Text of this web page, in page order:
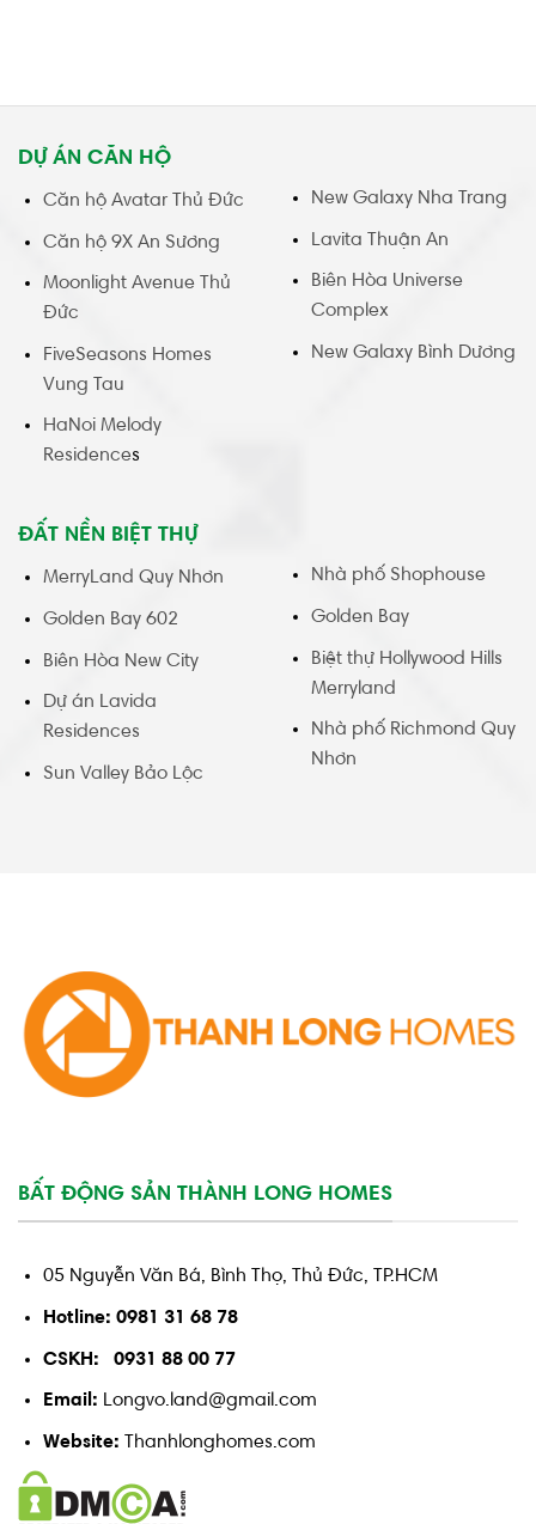
DỰ ÁN CĂN HỘ
Căn hộ Avatar Thủ Đức
Căn hộ 9X An Sương
Moonlight Avenue Thủ
Đức
FiveSeasons Homes
Vung Tau
HaNoi Melody
Residences
New Galaxy Nha Trang
Lavita Thuận An
Biên Hòa Universe
Complex
New Galaxy Bình Dương
ĐẤT NỀN BIỆT THỰ
MerryLand Quy Nhơn
Golden Bay 602
Biên Hòa New City
Dự án Lavida
Residences
Sun Valley Bảo Lộc
Nhà phố Shophouse
Golden Bay
Biệt thự Hollywood Hills
Merryland
Nhà phố Richmond Quy
Nhơn
BẤT ĐỘNG SẢN THÀNH LONG HOMES
05 Nguyễn Văn Bá, Bình Thọ, Thủ Đức, TP.HCM
Hotline: 0981 31 68 78
CSKH: 0931 88 00 77
Email: Longvo.land@gmail.com
Website: Thanhlonghomes.com